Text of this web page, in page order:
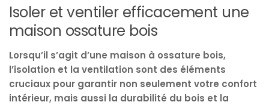
Isoler et ventiler efficacement une
maison ossature bois
Lorsqu’il s’agit d’une maison à ossature bois,
l’isolation et la ventilation sont des éléments
cruciaux pour garantir non seulement votre confort
intérieur, mais aussi la durabilité du bois et la